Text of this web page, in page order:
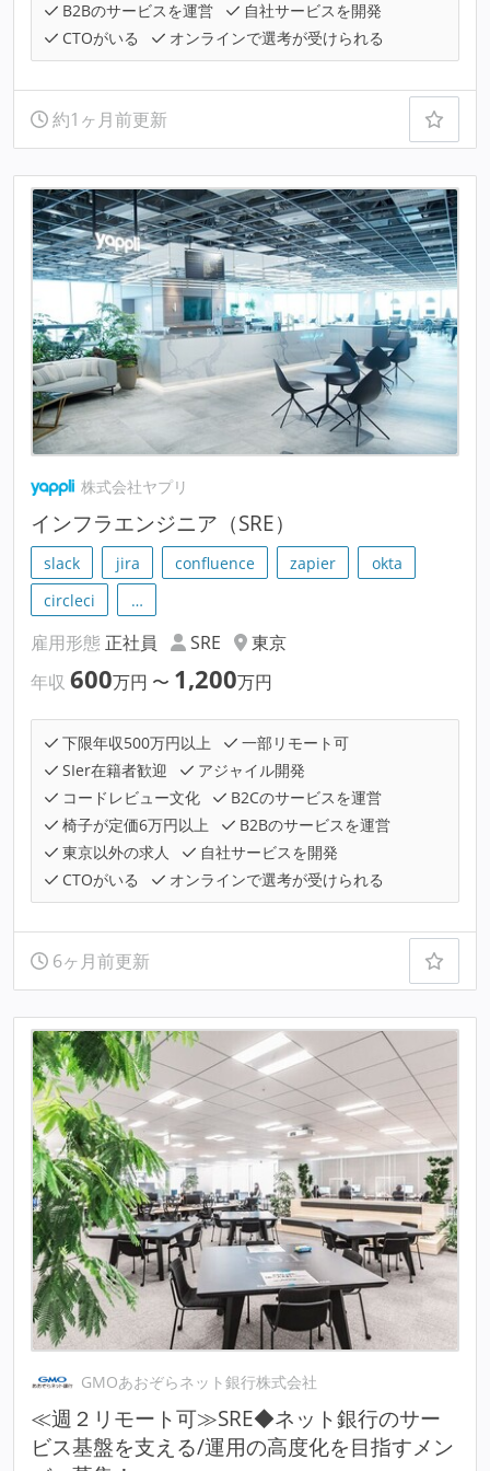
B2Bのサービスを運営
自社サービスを開発
CTOがいる
オンラインで選考が受けられる
約1ヶ月前更新
株式会社ヤプリ
インフラエンジニア（SRE）
slack jira confluence zapier
okta
circleci
…
雇用形態 正社員 SRE
東京
年収 600万円 〜 1,200万円
下限年収500万円以上
一部リモート可
SIer在籍者歓迎
アジャイル開発
コードレビュー文化
B2Cのサービスを運営
椅子が定価6万円以上
B2Bのサービスを運営
東京以外の求人
自社サービスを開発
CTOがいる
オンラインで選考が受けられる
6ヶ月前更新
GMOあおぞらネット銀行株式会社
≪週２リモート可≫SRE◆ネット銀行のサー
ビス基盤を支える/運用の高度化を目指すメン